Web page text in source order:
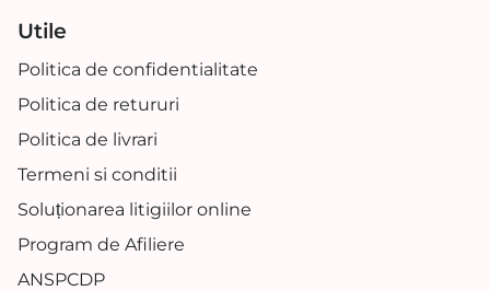
Utile
Politica de confidentialitate
Politica de retururi
Politica de livrari
Termeni si conditii
Soluționarea litigiilor online
Program de Afiliere
ANSPCDP